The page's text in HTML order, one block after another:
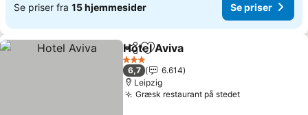
Se priser fra 15 hjemmesider Se priser
Del Føj til favoritter
Hotel Aviva
3 Stjerner
6,7
6.614
Leipzig
Græsk restaurant på stedet